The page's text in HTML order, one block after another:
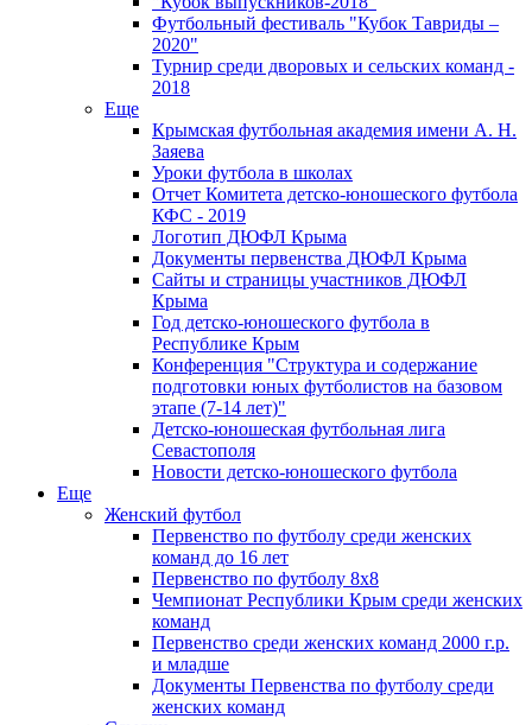
Футбольный фестиваль "Кубок Тавриды –
2020"
Турнир среди дворовых и сельских команд -
2018
Еще
Крымская футбольная академия имени А. Н.
Заяева
Уроки футбола в школах
Отчет Комитета детско-юношеского футбола
КФС - 2019
Логотип ДЮФЛ Крыма
Документы первенства ДЮФЛ Крыма
Сайты и страницы участников ДЮФЛ
Крыма
Год детско-юношеского футбола в
Республике Крым
Конференция "Структура и содержание
подготовки юных футболистов на базовом
этапе (7-14 лет)"
Детско-юношеская футбольная лига
Севастополя
Новости детско-юношеского футбола
Еще
Женский футбол
Первенство по футболу среди женских
команд до 16 лет
Первенство по футболу 8х8
Чемпионат Республики Крым среди женских
команд
Первенство среди женских команд 2000 г.р.
и младше
Документы Первенства по футболу среди
женских команд